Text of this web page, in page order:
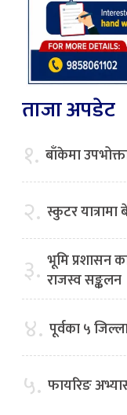
ताजा अपडेट
१. बाँकेमा
२. स्कुटर
३. भूमि प्रशासन
राजस्व सङ्कलन
४. पूर्वका ५
५. फायरिङ